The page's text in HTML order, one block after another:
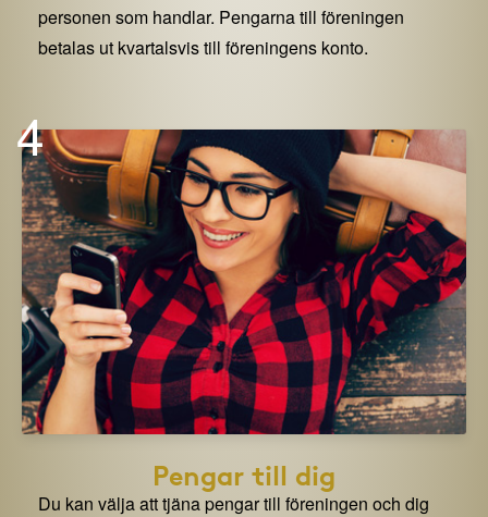
personen som handlar. Pengarna till föreningen
betalas ut kvartalsvis till föreningens konto.
4
Pengar till dig
Du kan välja att tjäna pengar till föreningen och dig